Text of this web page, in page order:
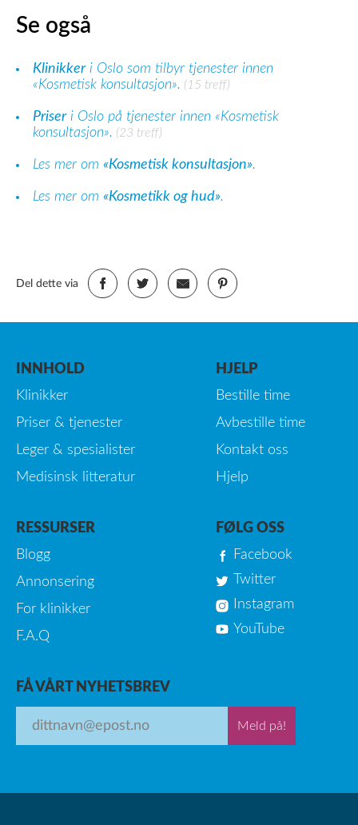
Se også
Klinikkeri Oslo som tilbyr tjenester innen
«Kosmetisk konsultasjon». (15 treff)
Priseri Oslo på tjenester innen «Kosmetisk
konsultasjon». (23 treff)
Les mer om «Kosmetisk konsultasjon».
Les mer om «Kosmetikk og hud».
Del dette via
INNHOLD
Klinikker
Priser & tjenester
Leger & spesialister
Medisinsk litteratur
HJELP
Bestille time
Avbestille time
Kontakt oss
Hjelp
RESSURSER
Blogg
Annonsering
For klinikker
F.A.Q
FØLG OSS
Facebook
Twitter
Instagram
YouTube
FÅ VÅRT NYHETSBREV
Meld på!